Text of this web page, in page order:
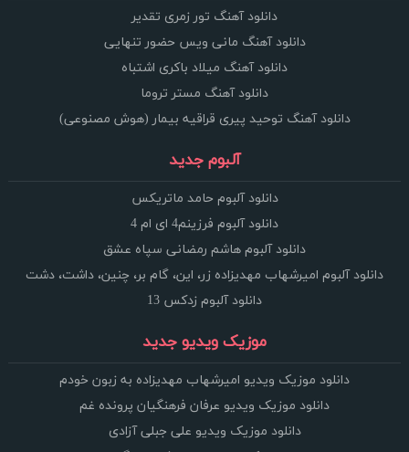
دانلود آهنگ تور زمری تقدیر
دانلود آهنگ مانی ویس حضور تنهایی
دانلود آهنگ میلاد باکری اشتباه
دانلود آهنگ مستر تروما
دانلود آهنگ توحید پیری قراقیه بیمار (هوش مصنوعی)
آلبوم جدید
دانلود آلبوم حامد ماتریکس
دانلود آلبوم فرزینم4 ای ام 4
دانلود آلبوم هاشم رمضانی سپاه عشق
دانلود آلبوم امیرشهاب مهدیزاده زر، این، گام بر، چنین، داشت، دشت
دانلود آلبوم زدکس 13
موزیک ویدیو جدید
دانلود موزیک ویدیو امیرشهاب مهدیزاده به زبون خودم
دانلود موزیک ویدیو عرفان فرهنگیان پرونده غم
دانلود موزیک ویدیو علی جبلی آزادی